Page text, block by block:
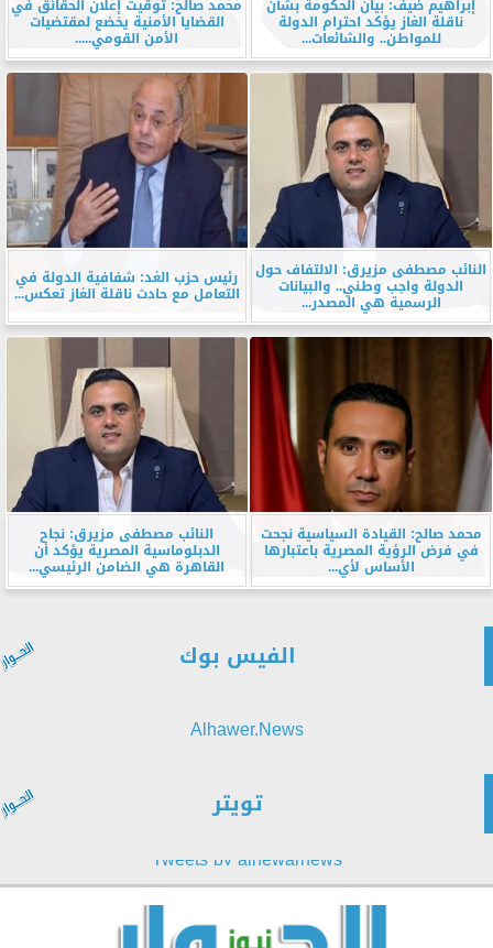
ناقلة الغاز يؤكد احترام الدولة
للمواطن.. والشائعات...
القضايا الأمنية يخضع لمقتضيات
الأمن القومي.....
النائب مصطفى مزيرق: الالتفاف حول
الدولة واجب وطني.. والبيانات
الرسمية هي المصدر...
رئيس حزب الغد: شفافية الدولة في
التعامل مع حادث ناقلة الغاز تعكس...
محمد صالح: القيادة السياسية نجحت
في فرض الرؤية المصرية باعتبارها
الأساس لأي...
النائب مصطفى مزيرق: نجاح
الدبلوماسية المصرية يؤكد أن
القاهرة هي الضامن الرئيسي...
الفيس بوك
Alhawer.News
تويتر
Tweets by alhewarnews